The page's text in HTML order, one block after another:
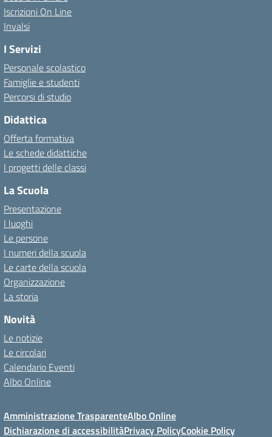
Iscrizioni On Line
Invalsi
I Servizi
Personale scolastico
Famiglie e studenti
Percorsi di studio
Didattica
Offerta formativa
Le schede didattiche
I progetti delle classi
La Scuola
Presentazione
I luoghi
Le persone
I numeri della scuola
Le carte della scuola
Organizzazione
La storia
Novità
Le notizie
Le circolari
Calendario Eventi
Albo Online
Amministrazione TrasparenteAlbo Online
Dichiarazione di accessibilitàPrivacy PolicyCookie Policy